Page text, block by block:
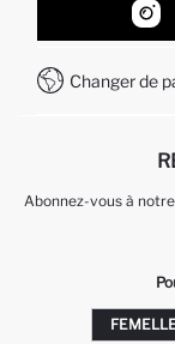
Comment
Comment payer sur
Formulaire de
Service Client +212
Changer de
Abonnez-vous à